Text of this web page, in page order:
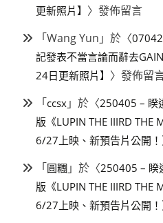
更新照片】 〉發佈留言
「Wang Yun 」於〈
記發表不當言論而辭去
24日更新照片】 〉發佈留
「ccsx 」於〈250405 – 睽
版《LUPIN THE IIIRD THE
6/27上映、新預告片公開！
「圓糰 」於〈250405 – 睽
版《LUPIN THE IIIRD THE
6/27上映、新預告片公開！